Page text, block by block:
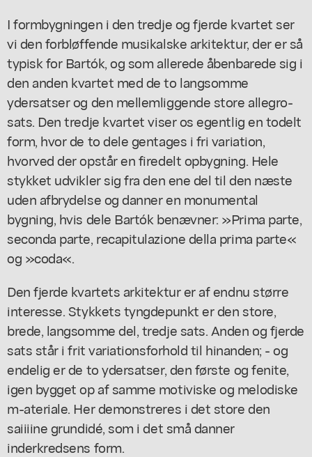
I formbygningen i den tredje og fjerde kvartet ser
vi den forbløffende musikalske arkitektur, der er så
typisk for Bartók, og som allerede åbenbarede sig i
den anden kvartet med de to langsomme
ydersatser og den mellemliggende store allegro-
sats. Den tredje kvartet viser os egentlig en todelt
form, hvor de to dele gentages i fri variation,
hvorved der opstår en firedelt opbygning. Hele
stykket udvikler sig fra den ene del til den næste
uden afbrydelse og danner en monumental
bygning, hvis dele Bartók benævner: »Prima parte,
seconda parte, recapitulazione della prima parte«
og »coda«.
Den fjerde kvartets arkitektur er af endnu større
interesse. Stykkets tyngdepunkt er den store,
brede, langsomme del, tredje sats. Anden og fjerde
sats står i frit variationsforhold til hinanden; - og
endelig er de to ydersatser, den første og fenite,
igen bygget op af samme motiviske og melodiske
m-ateriale. Her demonstreres i det store den
saiiiine grundidé, som i det små danner
inderkredsens form.